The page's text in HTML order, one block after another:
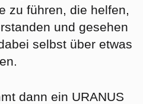
zu führen, die helfen,
und gesehen
selbst über etwas
dann ein URANUS